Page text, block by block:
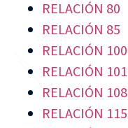
RELACIÓN 80
RELACIÓN 85
RELACIÓN 100
RELACIÓN 101
RELACIÓN 108
RELACIÓN 115